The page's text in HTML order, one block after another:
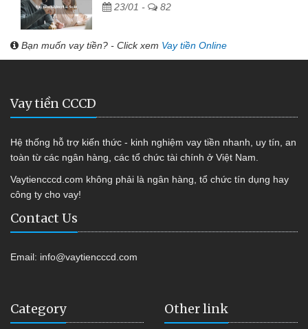
23/01 - 82
Bạn muốn vay tiền? - Click xem Vay tiền Online
Vay tiền CCCD
Hệ thống hỗ trợ kiến thức - kinh nghiệm vay tiền nhanh, uy tín, an
toàn từ các ngân hàng, các tổ chức tài chính ở Việt Nam.
Vaytiencccd.com không phải là ngân hàng, tổ chức tín dụng hay
công ty cho vay!
Contact Us
Email: info@vaytiencccd.com
Category Other link